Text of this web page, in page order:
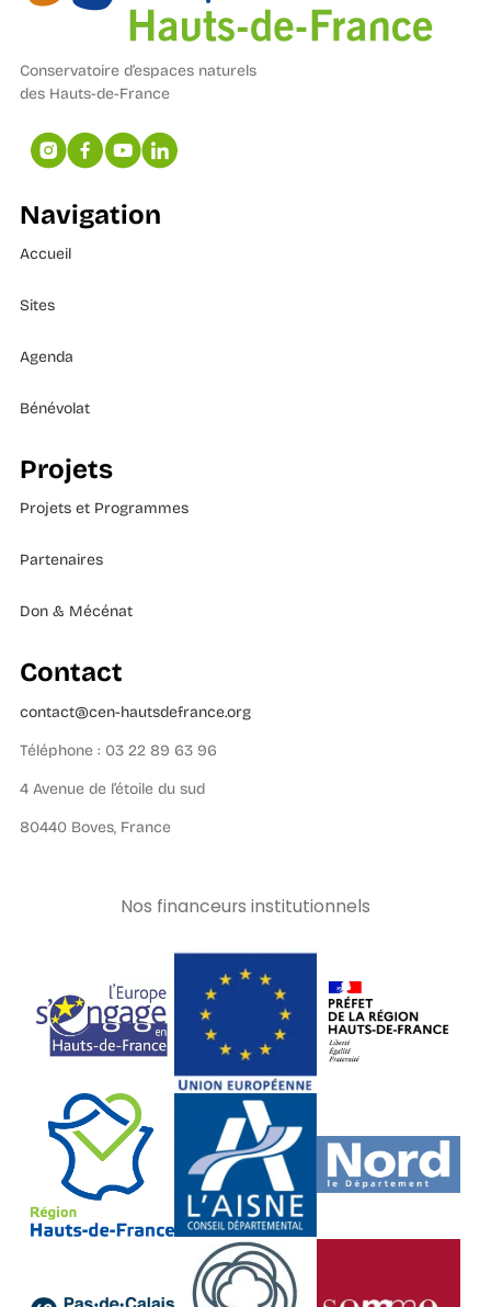
Conservatoire d’espaces naturels
des Hauts-de-France
Navigation
Accueil
Sites
Agenda
Bénévolat
Projets
Projets et Programmes
Partenaires
Don & Mécénat
Contact
contact@cen-hautsdefrance.org
Téléphone : 03 22 89 63 96
4 Avenue de l’étoile du sud
80440 Boves, France
Nos financeurs institutionnels